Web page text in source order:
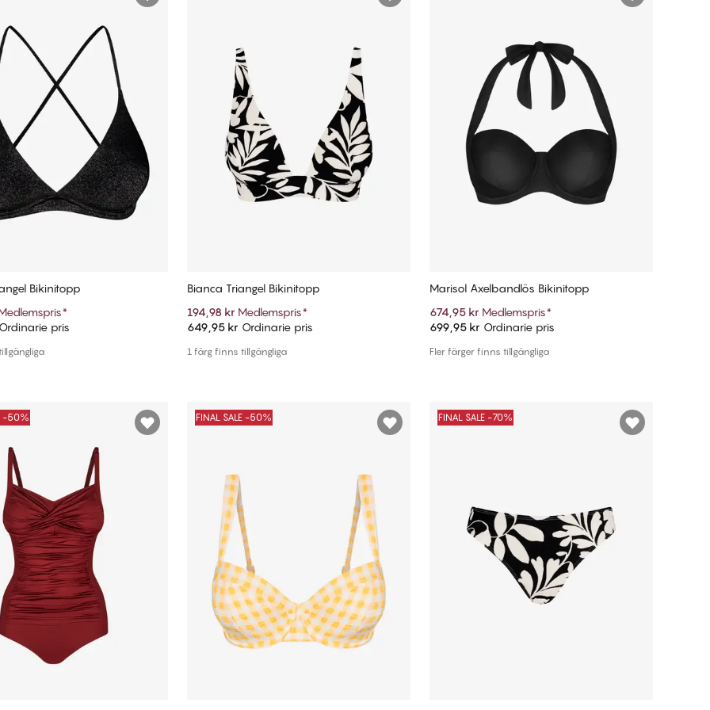
Lägg till i varukorg
Bikinitopp
*
pris
Lägg till i varukorg
Bianca Triangel Bikinitopp
194,98 kr Medlemspris*
649,95 kr Ordinarie pris
1 färg finns tillgängliga
Lägg till i varukorg
Marisol Axelbandlös Bikinitopp
674,95 kr Medlemspris*
699,95 kr Ordinarie pris
Fler färger finns tillgängliga
-50% FINAL SALE -50% FINAL SALE -70%